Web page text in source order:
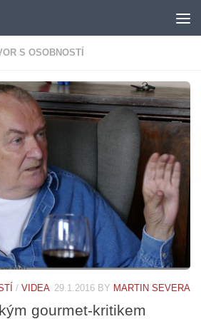
S OSOBNOSTÍ
/ VIDEA 29.1.2016 BY MARTIN SEVERA
gourmet-kritikem